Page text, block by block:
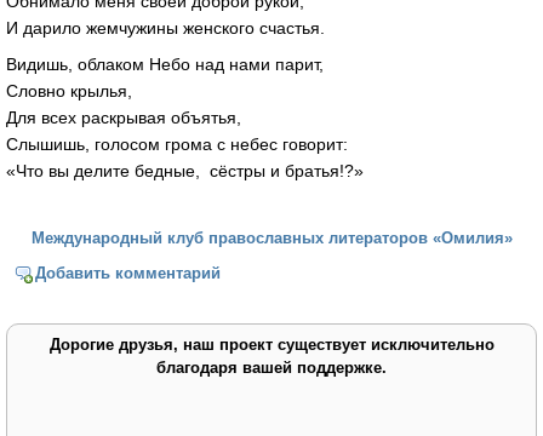
И дарило жемчужины женского счастья.
Видишь, облаком Небо над нами парит,
Словно крылья,
Для всех раскрывая объятья,
Слышишь, голосом грома с небес говорит:
«Что вы делите бедные, сёстры и братья!?»
Международный клуб православных литераторов «Омилия»
Добавить комментарий
Дорогие друзья, наш проект существует исключительно
благодаря вашей поддержке.